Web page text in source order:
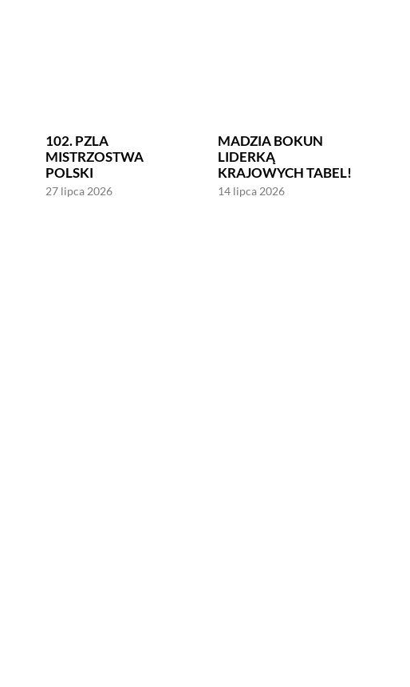
102. PZLA
MISTRZOSTWA
POLSKI
27 lipca 2026
MADZIA BOKUN
LIDERKĄ
KRAJOWYCH TABEL!
14 lipca 2026